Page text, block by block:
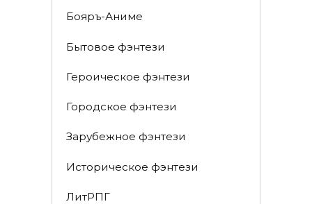
Бояръ-Аниме
Бытовое фэнтези
Героическое фэнтези
Городское фэнтези
Зарубежное фэнтези
Историческое фэнтези
ЛитРПГ